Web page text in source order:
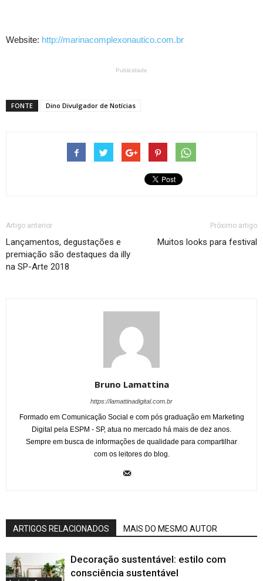
Website: http://marinacomplexonautico.com.br
Publicidade
FONTE Dino Divulgador de Notícias
Artigo anterior
Lançamentos, degustações e
premiação são destaques da illy
na SP-Arte 2018
Próximo artigo
Muitos looks para festival
Bruno Lamattina
https://lamattinadigital.com.br
Formado em Comunicação Social e com pós graduação em Marketing
Digital pela ESPM - SP, atua no mercado há mais de dez anos.
Sempre em busca de informações de qualidade para compartilhar
com os leitores do blog.
ARTIGOS RELACIONADOS MAIS DO MESMO AUTOR
Decoração sustentável: estilo com
consciência sustentável